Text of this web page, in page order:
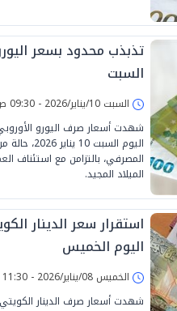
تذبذب محدود بسعر
السبت
السبت 10/يناير/2026 - 09:30 ص
شهدت أسعار صرف اليورو
اليوم السبت
المصرفي، بالتزامن مع استئناف
الميلاد المجيد.
استقرار سعر الدينار
اليوم الخميس
الخميس 08/يناير/2026 - 11:30 ص
شهدت أسعار صرف الدينار الكويتي